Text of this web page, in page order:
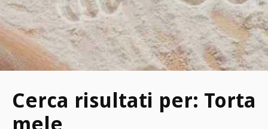
Cerca risultati per: Torta
mele